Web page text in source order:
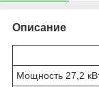
Описание
Мощность 27,2